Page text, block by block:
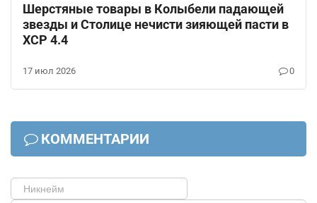
Шерстяные товары в Колыбели падающей
звезды и Столице нечисти зияющей пасти в
ХСР 4.4
17 июл 2026 0
КОММЕНТАРИИ